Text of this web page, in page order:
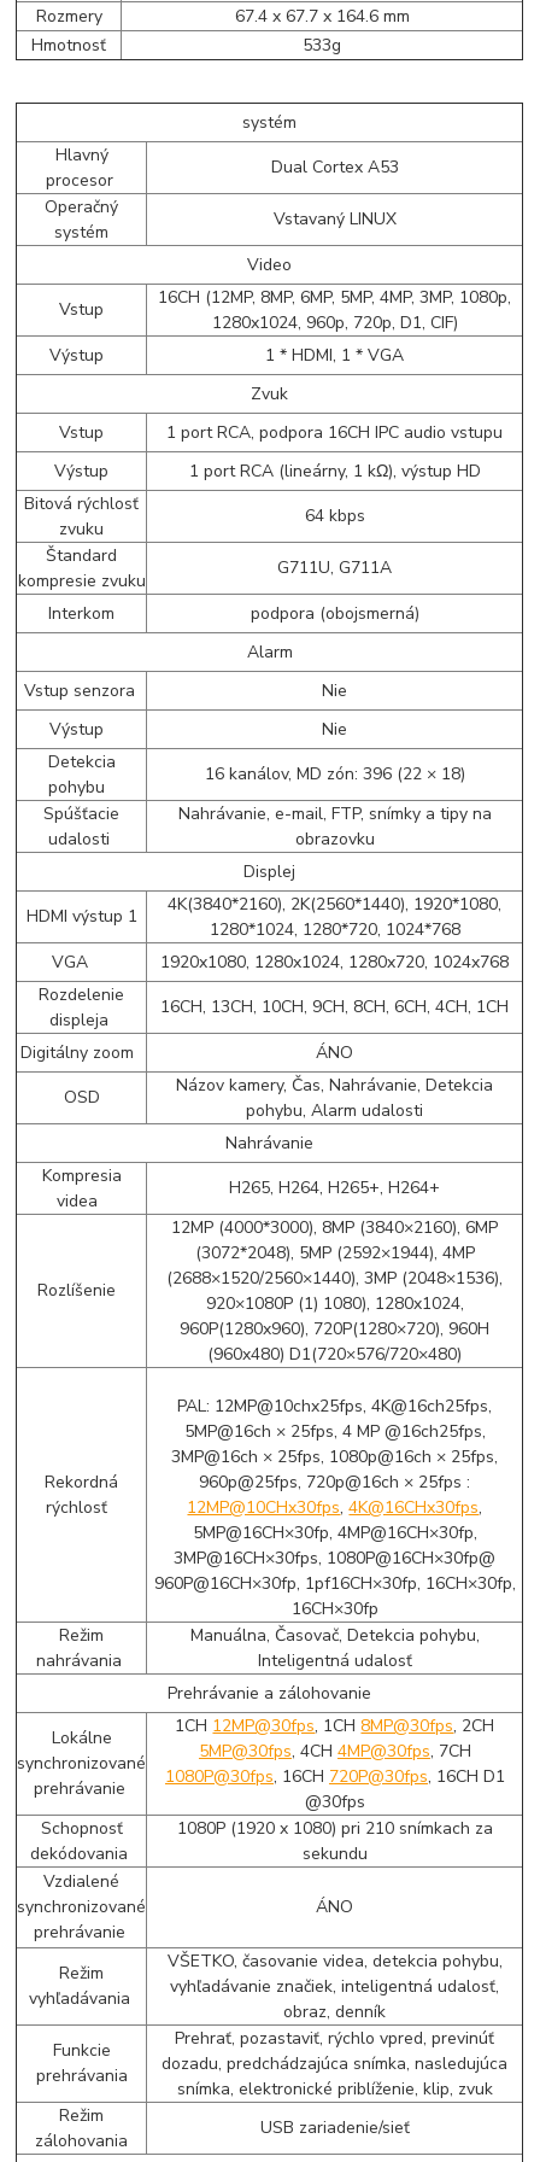
Rozmery
67.4 x 67.7 x 164.6 mm
Hmotnosť
533g
systém
Hlavný
procesor
Dual Cortex A53
Operačný
systém
Vstavaný LINUX
Video
Vstup
16CH (12MP, 8MP, 6MP, 5MP, 4MP, 3MP, 1080p,
1280x1024, 960p, 720p, D1, CIF)
Výstup
1 * HDMI, 1 * VGA
Zvuk
Vstup
1 port RCA, podpora 16CH IPC audio vstupu
Výstup
1 port RCA (lineárny, 1 kΩ), výstup HD
Bitová rýchlosť
zvuku
64 kbps
Štandard
kompresie zvuku
G711U, G711A
Interkom
podpora (obojsmerná)
Alarm
Vstup senzora
Nie
Výstup
Nie
Detekcia
pohybu
16 kanálov, MD zón: 396 (22 × 18)
Spúšťacie
udalosti
Nahrávanie, e-mail, FTP, snímky a tipy na
obrazovku
Displej
HDMI výstup 1
4K(3840*2160), 2K(2560*1440), 1920*1080,
1280*1024, 1280*720, 1024*768
VGA
1920x1080, 1280x1024, 1280x720, 1024x768
Rozdelenie
displeja
16CH, 13CH, 10CH, 9CH, 8CH, 6CH, 4CH, 1CH
Digitálny zoom
ÁNO
OSD
Názov kamery, Čas, Nahrávanie, Detekcia
pohybu, Alarm udalosti
Nahrávanie
Kompresia
videa
H265, H264, H265+, H264+
Rozlíšenie
12MP (4000*3000), 8MP (3840×2160), 6MP
(3072*2048), 5MP (2592×1944), 4MP
(2688×1520/2560×1440), 3MP (2048×1536),
920×1080P (1) 1080), 1280x1024,
960P(1280x960), 720P(1280×720), 960H
(960x480) D1(720×576/720×480)
Rekordná
rýchlosť
PAL: 12MP@10chx25fps, 4K@16ch25fps,
5MP@16ch × 25fps, 4 MP @16ch25fps,
3MP@16ch × 25fps, 1080p@16ch × 25fps,
960p@25fps, 720p@16ch × 25fps :
12MP@10CHx30fps,4K@16CHx30fps,
5MP@16CH×30fp, 4MP@16CH×30fp,
3MP@16CH×30fps, 1080P@16CH×30fp@
960P@16CH×30fp, 1pf16CH×30fp, 16CH×30fp,
16CH×30fp
Režim
nahrávania
Manuálna, Časovač, Detekcia pohybu,
Inteligentná udalosť
Prehrávanie a zálohovanie
Lokálne
synchronizované
prehrávanie
1CH 12MP@30fps, 1CH 8MP@30fps, 2CH
5MP@30fps, 4CH 4MP@30fps, 7CH
1080P@30fps, 16CH 720P@30fps, 16CH D1
@30fps
Schopnosť
dekódovania
1080P (1920 x 1080) pri 210 snímkach za
sekundu
Vzdialené
synchronizované
prehrávanie
ÁNO
Režim
vyhľadávania
VŠETKO, časovanie videa, detekcia pohybu,
vyhľadávanie značiek, inteligentná udalosť,
obraz, denník
Funkcie
prehrávania
Prehrať, pozastaviť, rýchlo vpred, previnúť
dozadu, predchádzajúca snímka, nasledujúca
snímka, elektronické priblíženie, klip, zvuk
Režim
zálohovania
USB zariadenie/sieť